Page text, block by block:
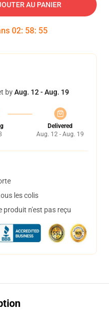
AU PANIER
02: 58: 54
byAug. 12 - Aug. 19
Delivered
Aug. 12 - Aug. 19
les colis
produit n'est pas reçu